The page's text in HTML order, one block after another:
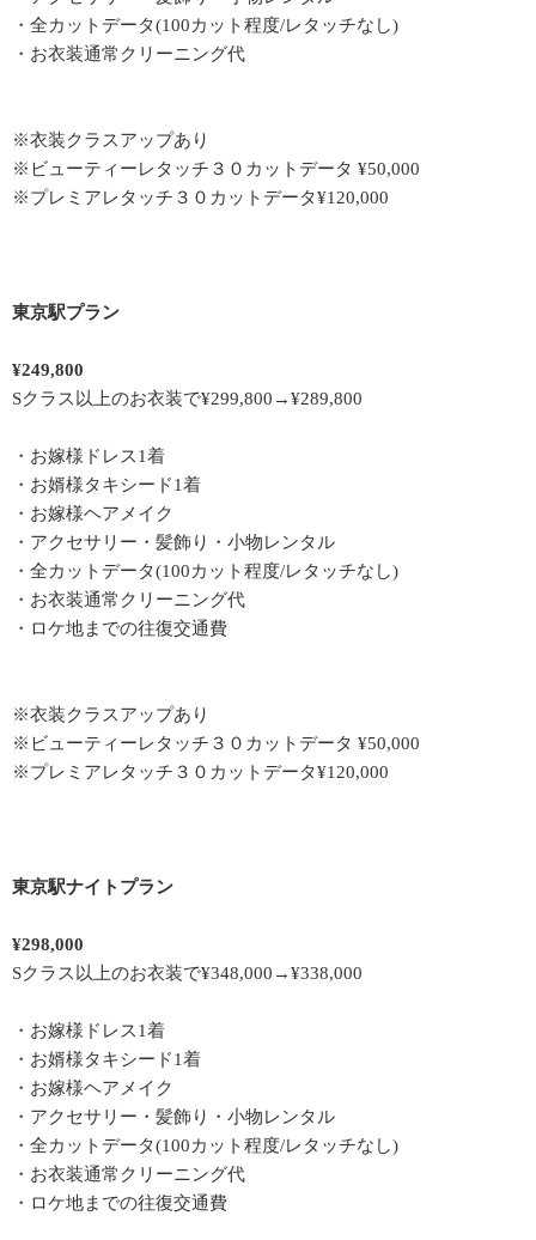
・全カットデータ(100カット程度/レタッチなし)
・お衣装通常クリーニング代
※衣装クラスアップあり
※ビューティーレタッチ３０カットデータ ¥50,000
※プレミアレタッチ３０カットデータ¥120,000
東京駅プラン
¥249,800
Sクラス以上のお衣装で¥299,800→¥289,800
・お嫁様ドレス1着
・お婿様タキシード1着
・お嫁様ヘアメイク
・アクセサリー・髪飾り・小物レンタル
・全カットデータ(100カット程度/レタッチなし)
・お衣装通常クリーニング代
・ロケ地までの往復交通費
※衣装クラスアップあり
※ビューティーレタッチ３０カットデータ ¥50,000
※プレミアレタッチ３０カットデータ¥120,000
東京駅ナイトプラン
¥298,000
Sクラス以上のお衣装で¥348,000→¥338,000
・お嫁様ドレス1着
・お婿様タキシード1着
・お嫁様ヘアメイク
・アクセサリー・髪飾り・小物レンタル
・全カットデータ(100カット程度/レタッチなし)
・お衣装通常クリーニング代
・ロケ地までの往復交通費